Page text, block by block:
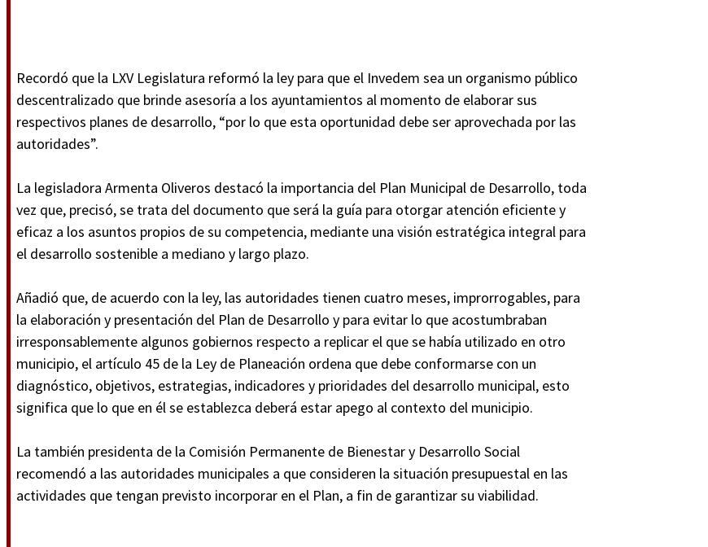
Recordó que la LXV Legislatura reformó la ley para que el Invedem sea un organismo público
descentralizado que brinde asesoría a los ayuntamientos al momento de elaborar sus
respectivos planes de desarrollo, “por lo que esta oportunidad debe ser aprovechada por las
autoridades”.
La legisladora Armenta Oliveros destacó la importancia del Plan Municipal de Desarrollo, toda
vez que, precisó, se trata del documento que será la guía para otorgar atención eficiente y
eficaz a los asuntos propios de su competencia, mediante una visión estratégica integral para
el desarrollo sostenible a mediano y largo plazo.
Añadió que, de acuerdo con la ley, las autoridades tienen cuatro meses, improrrogables, para
la elaboración y presentación del Plan de Desarrollo y para evitar lo que acostumbraban
irresponsablemente algunos gobiernos respecto a replicar el que se había utilizado en otro
municipio, el artículo 45 de la Ley de Planeación ordena que debe conformarse con un
diagnóstico, objetivos, estrategias, indicadores y prioridades del desarrollo municipal, esto
significa que lo que en él se establezca deberá estar apego al contexto del municipio.
La también presidenta de la Comisión Permanente de Bienestar y Desarrollo Social
recomendó a las autoridades municipales a que consideren la situación presupuestal en las
actividades que tengan previsto incorporar en el Plan, a fin de garantizar su viabilidad.